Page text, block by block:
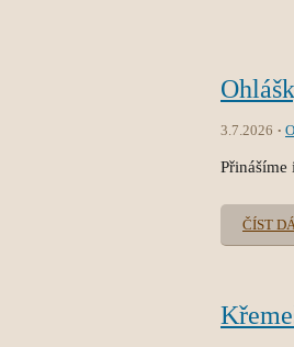
3.7.2026
Přinášíme
ČÍST